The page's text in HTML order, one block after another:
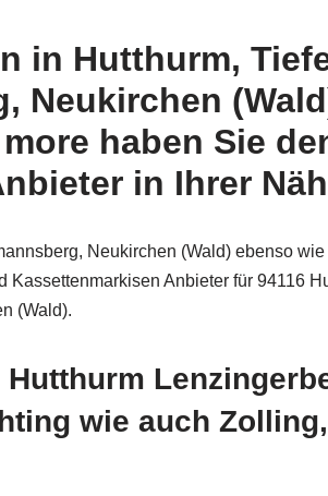
in Hutthurm,
Neukirchen
haben Sie
in Ihrer
Neukirchen (Wald) ebenso
Anbieter für 94116
(Wald).
wie auch